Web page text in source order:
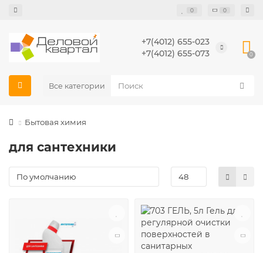
0 0
+7(4012) 655-023
+7(4012) 655-073
0
Все категории
Бытовая химия
для сантехники